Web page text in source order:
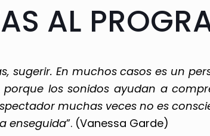
AL
sugerir. En muchos casos es un
los sonidos ayudan a
muchas veces no es
enseguida”. (Vanessa Garde)